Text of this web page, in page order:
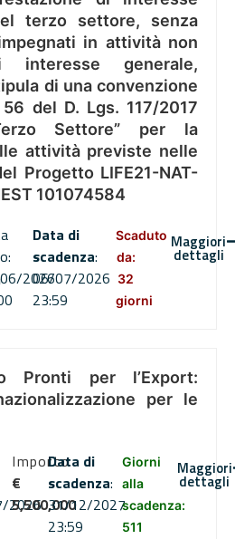
terzo settore, senza
in attività non
interesse generale,
di una convenzione
del D. Lgs. 117/2017
Settore” per la
attività previste nelle
Progetto LIFE21-NAT-
101074584
2026
Data di
scadenza:
06/07/2026
23:59
Scaduto
da:
32
giorni
Maggiori
dettagli
Pronti per l’Export:
per le
2026
Importo
€
5,500,000
Data di
scadenza:
31/12/2027
23:59
Giorni
alla
scadenza:
511
Maggiori
dettagli